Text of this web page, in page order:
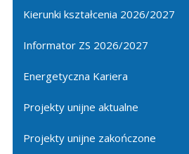
Kierunki kształcenia 2026/2027
Informator ZS 2026/2027
Energetyczna Kariera
Projekty unijne aktualne
Projekty unijne zakończone